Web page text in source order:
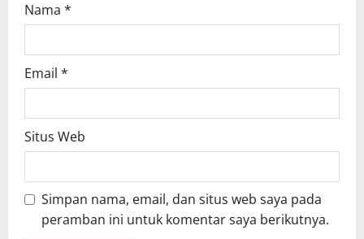
Nama *
Email *
Situs Web
Simpan nama, email, dan situs web saya pada
peramban ini untuk komentar saya berikutnya.